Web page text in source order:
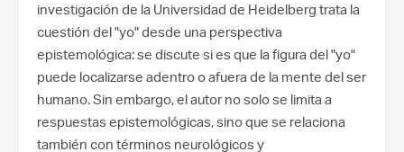
investigación de la Universidad de Heidelberg trata la
cuestión del "yo" desde una perspectiva
epistemológica: se discute si es que la figura del "yo"
puede localizarse adentro o afuera de la mente del ser
humano. Sin embargo, el autor no solo se limita a
respuestas epistemológicas, sino que se relaciona
también con términos neurológicos y